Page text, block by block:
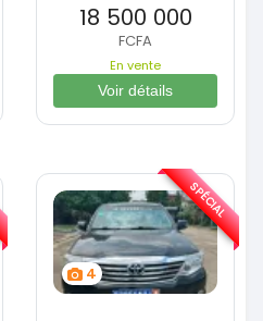
18 500 000
FCFA
En vente
Voir détails
4
SPÉCIAL